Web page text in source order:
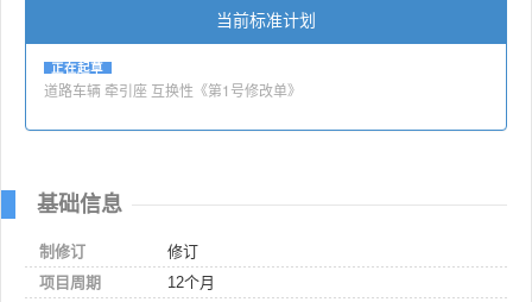
当前标准计划
正在起草
道路车辆 牵引座 互换性《第1号修改单》
基础信息
制修订
修订
项目周期
12个月